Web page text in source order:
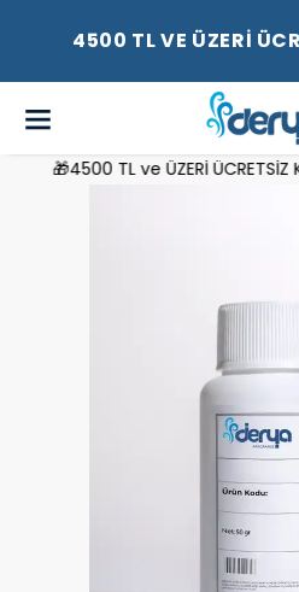
4500 TL VE ÜZERİ
🎁4500 TL ve ÜZERİ ÜCRETSİZ